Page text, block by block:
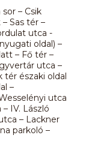
– Csik
Sas tér –
utca -
oldal) –
– Fő tér –
utca –
tér északi oldal
–
utca
IV. László
– Lackner
parkoló –